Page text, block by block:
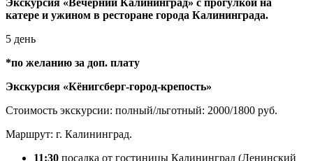
катере и ужином в ресторане города Калининграда.
5 день
*по желанию за доп. плату
Экскурсия «Кёнигсберг-город-крепость»
Стоимость экскурсии: полный/льготный: 2000/1800 руб.
Маршрут: г. Калининград.
11:30 посадка от гостиницы Калининград (Ленинский